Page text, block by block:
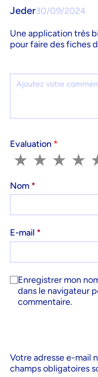
Jeder30/09/2024
Une application très
pour faire des fiches
Commentaire
Evaluation *
1
★ 2
★ 3
★ 4
★ 5
Nom *
E-mail *
Enregistrer mon
dans le navigateur
commentaire.
Votre adresse e-mail
champs obligatoires